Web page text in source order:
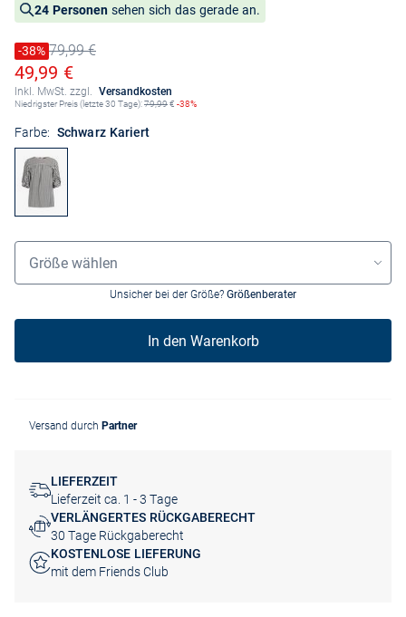
24 Personen sehen sich das gerade an.
Preis reduziert um
-38%
Alter Preis79,99 €
Ermäßigter Preis
49,99 €
Inkl. MwSt. zzgl. Versandkosten
Niedrigster Preis (letzte 30 Tage):79,99€ -38%
Farbe: Schwarz Kariert
Grössenauswahl
Größe wählen
Unsicher bei der Größe? Größenberater
In den Warenkorb
Versand durch Partner
LIEFERZEIT
Lieferzeit ca. 1 - 3 Tage
VERLÄNGERTES RÜCKGABERECHT
30 Tage Rückgaberecht
KOSTENLOSE LIEFERUNG
mit dem Friends Club